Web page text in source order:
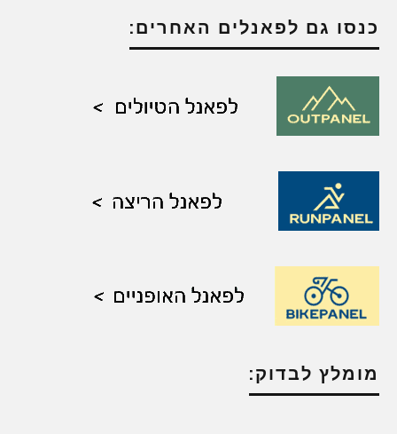
כנסו גם לפאנלים האחרים:
מומלץ לבדוק: